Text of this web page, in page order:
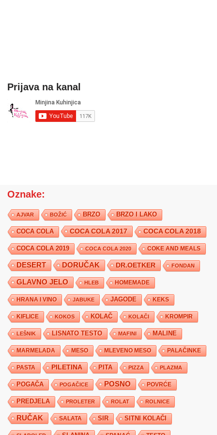
Prijava na kanal
Oznake:
AJVAR BOŽIĆ BRZO BRZO I LAKO
COCA COLA COCA COLA 2017 COCA COLA 2018
COCA COLA 2019 COCA COLA 2020 COKE AND MEALS
DESERT DORUČAK DR.OETKER FONDAN
GLAVNO JELO HLEB HOMEMADE
HRANA I VINO JABUKE JAGODE KEKS
KIFLICE KOKOS KOLAČ KOLAČI KROMPIR
LEŠNIK LISNATO TESTO MAFINI MALINE
MARMELADA MESO MLEVENO MESO PALAČINKE
PASTA PILETINA PITA PIZZA PLAZMA
POGAČA POGAČICE POSNO POVRĆE
PREDJELA PROLETER ROLAT ROLNICE
RUČAK SALATA SIR SITNI KOLAČI